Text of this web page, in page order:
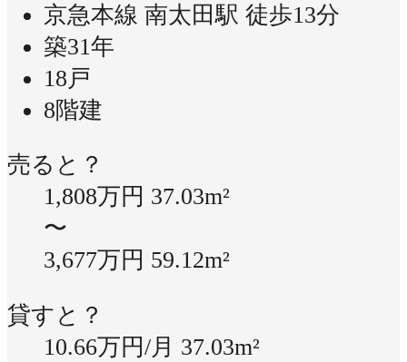
京急本線 南太田駅 徒歩13分
築31年
18戸
8階建
売ると？
1,808万円 37.03m²
〜
3,677万円 59.12m²
貸すと？
10.66万円/月 37.03m²